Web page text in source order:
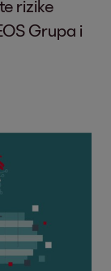
rizike
Grupa i